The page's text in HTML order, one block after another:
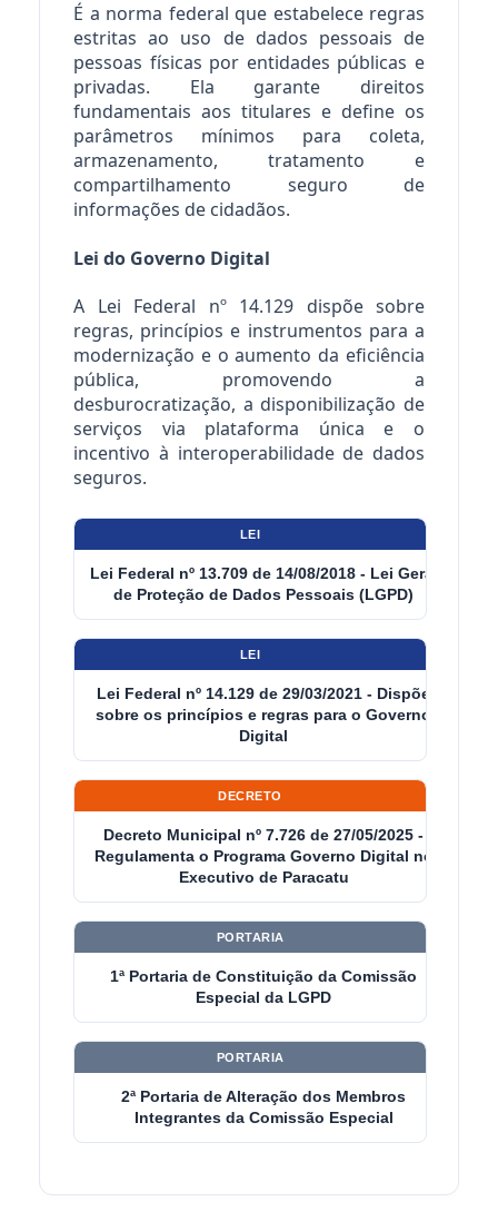
É a norma federal que estabelece regras
estritas ao uso de dados pessoais de
pessoas físicas por entidades públicas e
privadas. Ela garante direitos
fundamentais aos titulares e define os
parâmetros mínimos para coleta,
armazenamento, tratamento e
compartilhamento seguro de
informações de cidadãos.
Lei do Governo Digital
A Lei Federal nº 14.129 dispõe sobre
regras, princípios e instrumentos para a
modernização e o aumento da eficiência
pública, promovendo a
desburocratização, a disponibilização de
serviços via plataforma única e o
incentivo à interoperabilidade de dados
seguros.
LEI
Lei Federal nº 13.709 de 14/08/2018 - Lei Geral
de Proteção de Dados Pessoais (LGPD)
LEI
Lei Federal nº 14.129 de 29/03/2021 - Dispõe
sobre os princípios e regras para o Governo
Digital
DECRETO
Decreto Municipal nº 7.726 de 27/05/2025 -
Regulamenta o Programa Governo Digital no
Executivo de Paracatu
PORTARIA
1ª Portaria de Constituição da Comissão
Especial da LGPD
PORTARIA
2ª Portaria de Alteração dos Membros
Integrantes da Comissão Especial